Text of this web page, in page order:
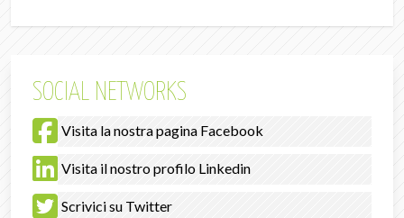
SOCIAL NETWORKS
Visita la nostra pagina Facebook
Visita il nostro profilo Linkedin
Scrivici su Twitter